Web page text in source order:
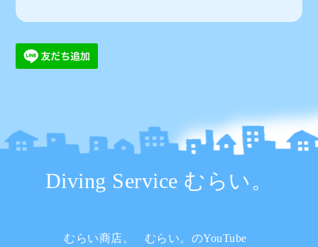
Diving Service むらい。
むらい商店。 むらい。のYouTube